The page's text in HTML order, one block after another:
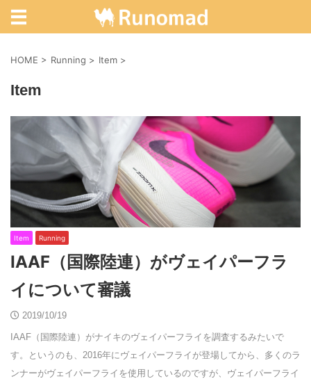
HOME > Running > Item >
Item
Item Running
IAAF（国際陸連）がヴェイパーフラ
イについて審議
2019/10/19
IAAF（国際陸連）がナイキのヴェイパーフライを調査するみたいで
す。というのも、2016年にヴェイパーフライが登場してから、多くのラ
ンナーがヴェイパーフライを使用しているのですが、ヴェイパーフライ